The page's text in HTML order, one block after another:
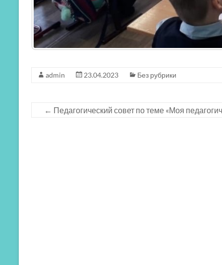
admin 23.04.2023 Без рубрики
← Педагогический совет по теме «Моя